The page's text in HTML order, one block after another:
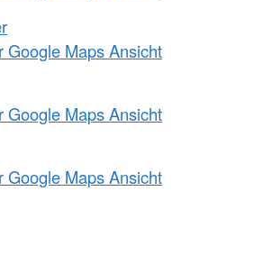
Google Maps Ansicht
Google Maps Ansicht
Google Maps Ansicht